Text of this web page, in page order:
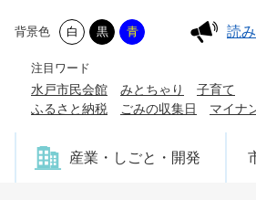
背景色 白 黒 青 読
注目ワード
水戸市民会館 みとちゃり
子育て
ふるさと納税
ごみの収集日 マイナ
産業・しごと・開発